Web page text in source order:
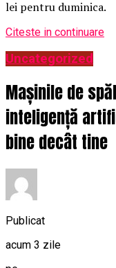
lei pentru duminica.
Citeste in continuare
Uncategorized
Mașinile de
inteligență
bine decât tine
Publicat
acum 3 zile